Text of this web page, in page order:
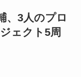
、3人のプロ
ェクト5周